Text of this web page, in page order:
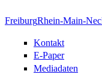
FreiburgRhein-Main-
Kontakt
E-Paper
Mediadaten